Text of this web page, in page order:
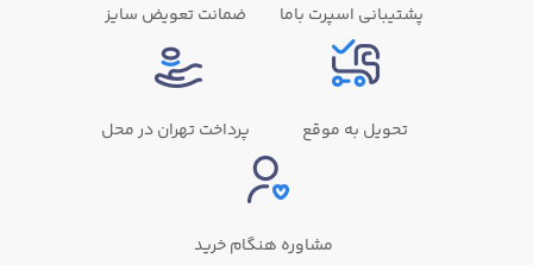
پشتیبانی اسپرت باما ضمانت تعویض سایز
تحویل به موقع پرداخت تهران در محل
مشاوره هنگام خرید